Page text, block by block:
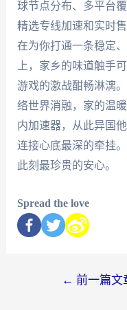
球节点分布、多平台
精选专线加速和实时
在为你打通一条稳定
上，家乡的味道触手
游戏的激战酣畅淋漓
络世界消融，家的温
内加速器，从此异国
连接心底最深的牵挂
此刻最珍贵的安心。
Spread the love
← 前一篇文